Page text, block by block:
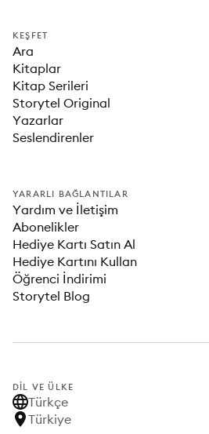
KEŞFET
Ara
Kitaplar
Kitap Serileri
Storytel Original
Yazarlar
Seslendirenler
YARARLI BAĞLANTILAR
Yardım ve İletişim
Abonelikler
Hediye Kartı Satın Al
Hediye Kartını Kullan
Öğrenci İndirimi
Storytel Blog
DIL VE ÜLKE
Türkçe
Türkiye